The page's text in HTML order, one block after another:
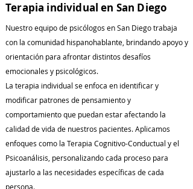
Terapia individual en San Diego
Nuestro equipo de psicólogos en San Diego trabaja
con la comunidad hispanohablante, brindando apoyo y
orientación para afrontar distintos desafíos
emocionales y psicológicos.
La terapia individual se enfoca en identificar y
modificar patrones de pensamiento y
comportamiento que puedan estar afectando la
calidad de vida de nuestros pacientes. Aplicamos
enfoques como la Terapia Cognitivo-Conductual y el
Psicoanálisis, personalizando cada proceso para
ajustarlo a las necesidades específicas de cada
persona.